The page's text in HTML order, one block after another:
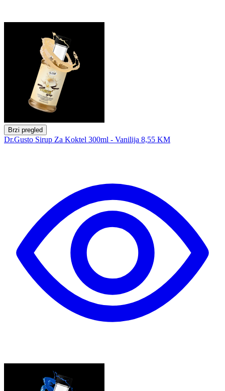
Brzi pregled
Dr.Gusto Sirup Za Koktel 300ml - Vanilija 8,55 KM